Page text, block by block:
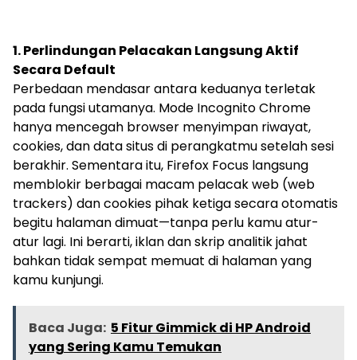
1. Perlindungan Pelacakan Langsung Aktif
Secara Default
Perbedaan mendasar antara keduanya terletak
pada fungsi utamanya. Mode Incognito Chrome
hanya mencegah browser menyimpan riwayat,
cookies, dan data situs di perangkatmu setelah sesi
berakhir. Sementara itu, Firefox Focus langsung
memblokir berbagai macam pelacak web (web
trackers) dan cookies pihak ketiga secara otomatis
begitu halaman dimuat—tanpa perlu kamu atur-
atur lagi. Ini berarti, iklan dan skrip analitik jahat
bahkan tidak sempat memuat di halaman yang
kamu kunjungi.
Baca Juga: 5 Fitur Gimmick di HP Android
yang Sering Kamu Temukan